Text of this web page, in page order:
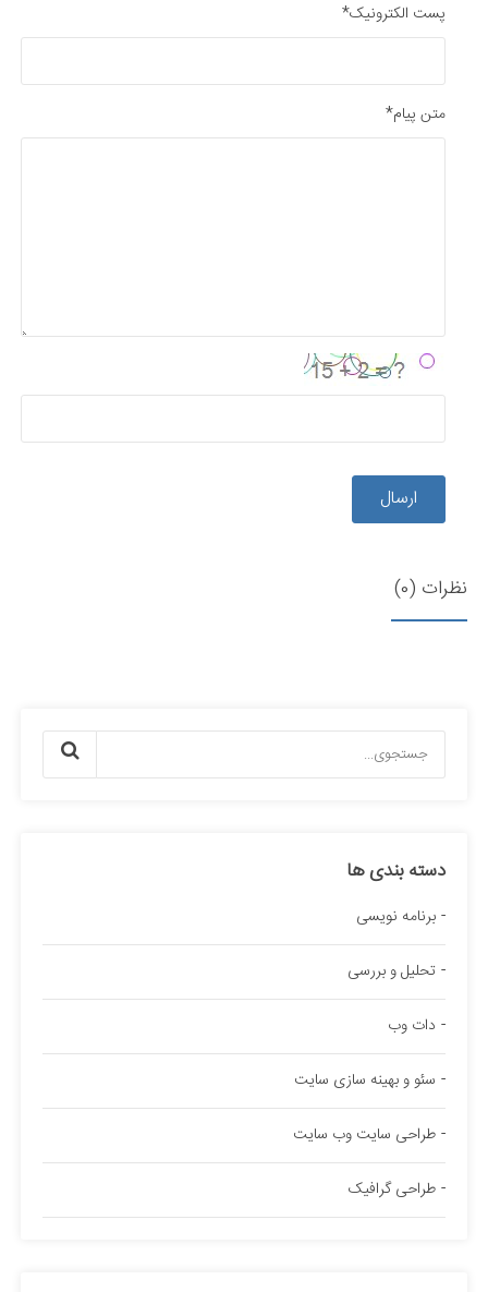
پست الکترونیک*
متن پیام*
ارسال
نظرات (0)
دسته بندی ها
برنامه نویسی
تحلیل و بررسی
دات وب
سئو و بهینه سازی سایت
طراحی سایت وب سایت
طراحی گرافیک